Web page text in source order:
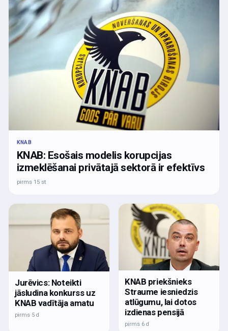
KNAB
KNAB: Esošais modelis korupcijas
izmeklēšanai privātajā sektorā ir efektīvs
pirms 15 st
Jurēvics: Noteikti
jāsludina konkurss uz
KNAB vadītāja amatu
pirms 5 d
KNAB priekšnieks
Straume iesniedzis
atlūgumu, lai dotos
izdienas pensijā
pirms 6 d